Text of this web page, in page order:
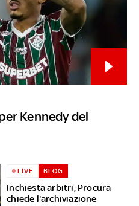
Kennedy del
Inchiesta arbitri, Procura
chiede l'archiviazione
LIVE BLOG